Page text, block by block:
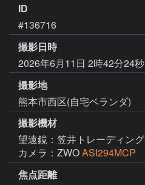
ID
#136716
撮影日時
2026年6月11日 2時42分24秒
撮影地
熊本市西区(自宅ベランダ)
撮影機材
望遠鏡：笠井トレーディング
カメラ：ZWOASI294MCP
焦点距離